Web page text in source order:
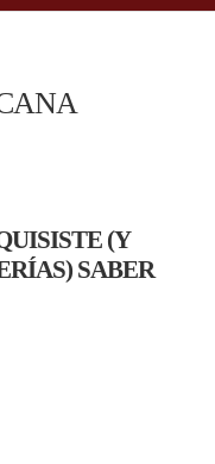
(Y
SABER